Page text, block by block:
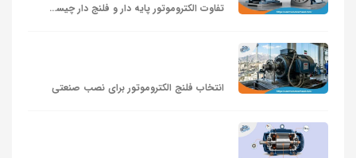
تفاوت الکتروموتور پایه دار و فلنج دار چیست؟
انتخاب فلنج الکتروموتور برای نصب صنعتی